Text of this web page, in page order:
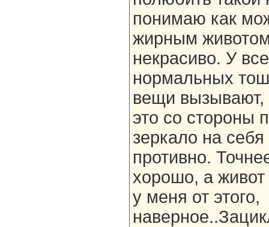
понимаю как
жирным
некрасиво. У
нормальных
вещи вызывают,
это со стороны
зеркало на
противно.
хорошо, а
у меня от этого,